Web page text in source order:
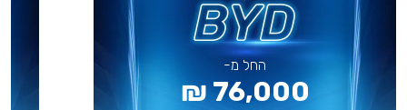
החל מ-
76,000 ₪